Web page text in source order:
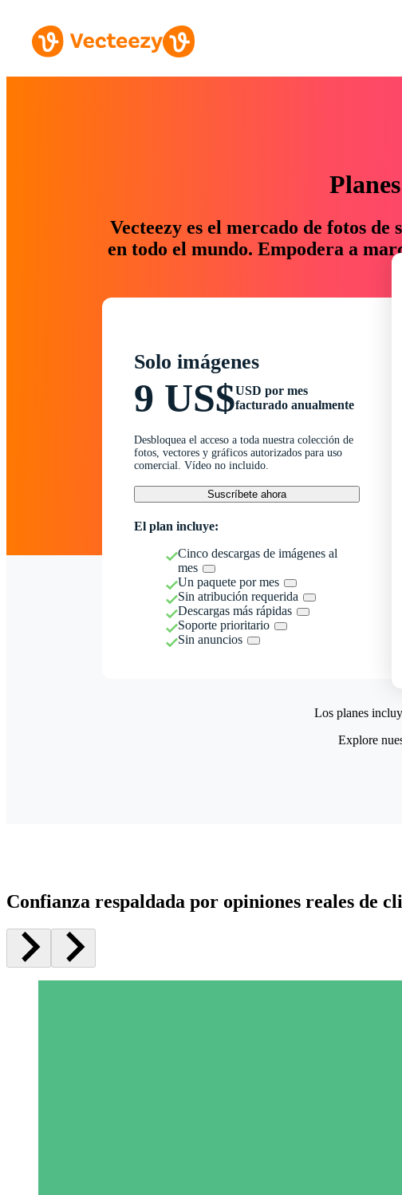
Vecteezy es el mercado de fotos
en todo el mundo. Empodera a
Solo imágenes
9 US$USD por mes
facturado anualmente
Desbloquea el acceso a toda nuestra colección de
fotos, vectores y gráficos autorizados para uso
comercial. Vídeo no incluido.
Suscríbete ahora
El plan incluye:
Cinco descargas de imágenes al
mes
Un paquete por mes
Sin atribución requerida
Descargas más rápidas
Soporte prioritario
Sin anuncios
Los planes
Explore
Confianza respaldada por opiniones reales de